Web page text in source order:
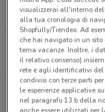
Via Andersen,
4.3 km
Via Della Cava
4.3 km
Via Dei
4.5 km
visualizzerai all'interno
alla tua cronologia di
Shopfully/Tiendeo. Ad
che hai navigato in un
tema vacanze. Inoltre, i
il relativo consenso)
rete e agli identificativi del
condivisi con terze parti
le esperienze applicative
nel paragrafo 13.b della